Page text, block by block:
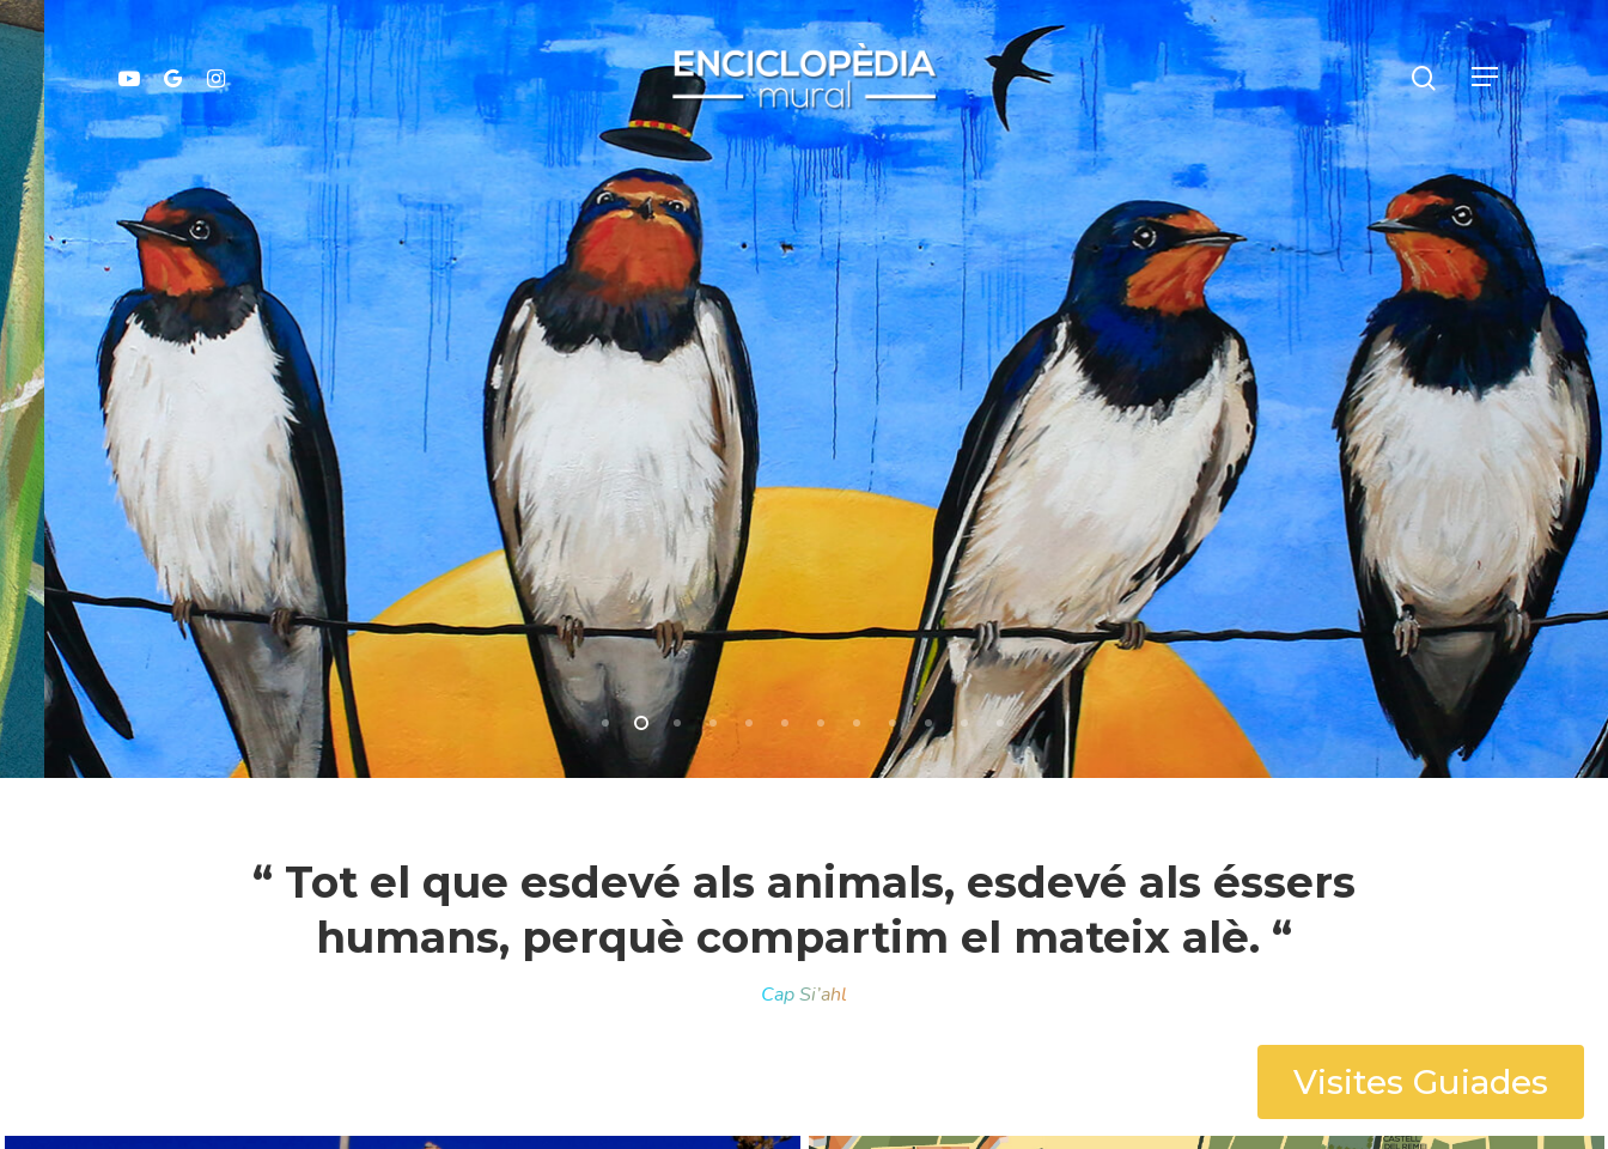
“ Tot el que esdevé als animals, esdevé als éssers
humans, perquè compartim el mateix alè. “
Cap Si’ahl
Visites Guiades